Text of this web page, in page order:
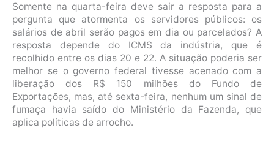
Somente na quarta-feira deve sair a resposta para a
pergunta que atormenta os servidores públicos: os
salários de abril serão pagos em dia ou parcelados? A
resposta depende do ICMS da indústria, que é
recolhido entre os dias 20 e 22. A situação poderia ser
melhor se o governo federal tivesse acenado com a
liberação dos R$ 150 milhões do Fundo de
Exportações, mas, até sexta-feira, nenhum um sinal de
fumaça havia saído do Ministério da Fazenda, que
aplica políticas de arrocho.